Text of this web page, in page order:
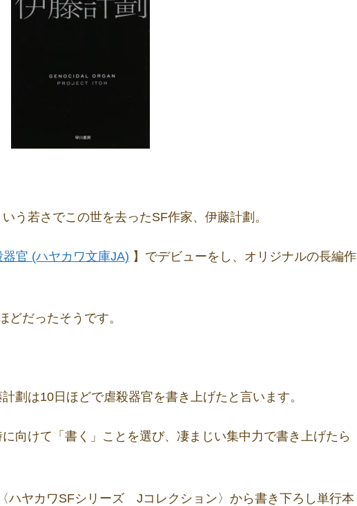
う若さでこの世を去ったSF作家、伊藤計劃。
器官 (ハヤカワ文庫JA) 】でデビューをし、オリジナルの長編作
どだったそうです。
劃は10日ほどで虐殺器官を書き上げたと言います。
向けて「書く」ことを選び、凄まじい集中力で書き上げたら
ハヤカワSFシリーズ Jコレクション〉から書き下ろし単行本